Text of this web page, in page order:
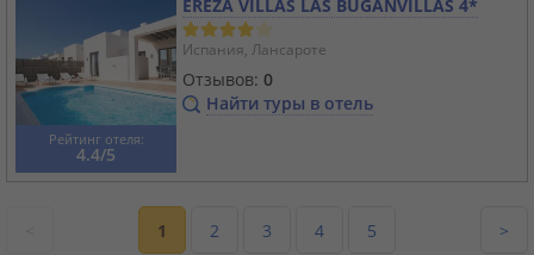
Рейтинг отеля:
4.4/5
EREZA VILLAS LAS BUGANVILLAS 4*
Испания, Лансароте
Отзывов: 0
Найти туры в отель
1 2 3 4 5 >